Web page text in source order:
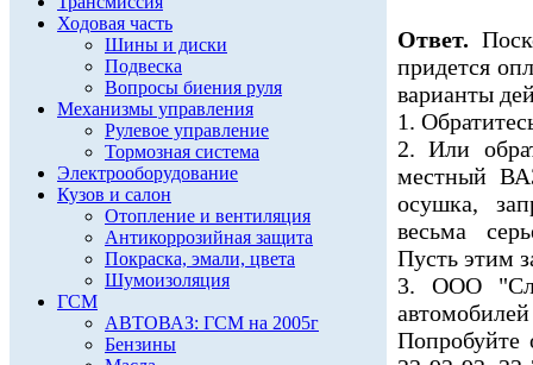
Ходовая часть
Шины и диски
Подвеска
Вопросы биения руля
Механизмы управления
Рулевое управление
Тормозная система
Электрооборудование
Кузов и салон
Отопление и вентиляция
Антикоррозийная защита
Покраска, эмали, цвета
Шумоизоляция
ГСМ
АВТОВАЗ: ГСМ на 2005г
Бензины
Ответ.
придется
варианты
1.
2. Или
местный
осушка,
весьма
Пусть этим
3. ООО
Попробуйте